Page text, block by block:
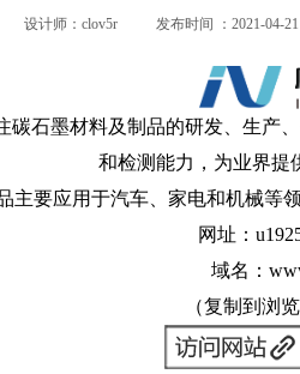
设计师： clov5r 发布时间 ： 2021-04-21
碳石墨材料及制品的研发、生产
和检测能力，为业界提
主要应用于汽车、家电和机械等
网址 ： u
域名：
（复制到浏